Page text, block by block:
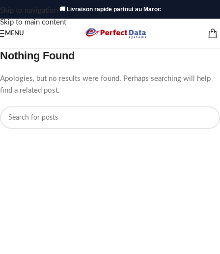
Skip to navigation
Skip to main content
🚚 Livraison rapide partout au Maroc
MENU
Nothing Found
Apologies, but no results were found. Perhaps searching will help
find a related post.